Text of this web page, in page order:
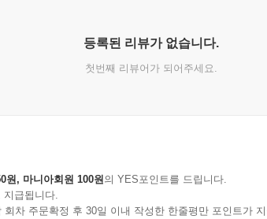
등록된 리뷰가 없습니다.
첫번째 리뷰어가 되어주세요.
원, 마니아회원 100원의 YES포인트를 드립니다.
지급됩니다.
차 주문확정 후 30일 이내 작성한 한줄평만 포인트가